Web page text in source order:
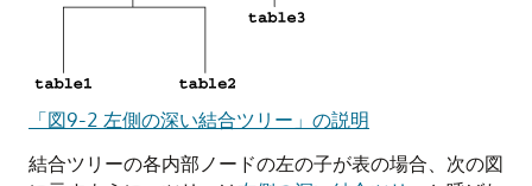
「図9-2 左側の深い結合ツリー」の説明
結合ツリーの各内部ノードの左の子が表の場合、次の図